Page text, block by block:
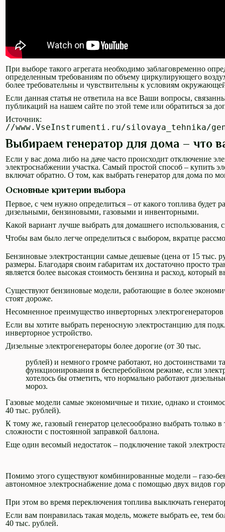
При выборе такого агрегата необходимо заблаговременно
определенным требованиям по объему циркулирующего
более требовательны и чувствительны к условиям
Если данная статья не ответила на все Ваши вопросы,
публикаций на нашем сайте по этой теме или обратиться за
Источник:
//www.VseInstrumenti.ru/silovaya_tehnika/
Выбираем генератор для дома – что
Если у вас дома либо на даче часто происходит отключение
электроснабжении участка. Самый простой способ – купить
включат обратно. О том, как выбрать генератор для дома по
Основные критерии выбора
Первое, с чем нужно определиться – от какого топлива будет
дизельными, бензиновыми, газовыми и инвенторными.
Какой вариант лучше выбрать для домашнего использования,
Чтобы вам было легче определиться с выбором, вкратце
Бензиновые электростанции самые дешевые (цена от 15
размеры. Благодаря своим габаритам их достаточно просто
является более высокая стоимость бензина и расход,
Существуют бензиновые модели, работающие в более
стоят дороже.
Несомненное преимущество инверторных
Если вы хотите выбрать переносную электростанцию для
инверторное устройство.
Дизельные электрогенераторы более дорогие (от 30 тыс.
рублей) и немного громче работают, но достоинствами
функционирования в бесперебойном режиме, если
хотелось бы отметить, что нормально работают
мороз.
Газовые модели самые экономичные и тихие, однако и
40 тыс. рублей).
К тому же, газовый генератор целесообразно выбрать только
сложности с постоянной заправкой баллона.
Еще один весомый недостаток – подключение такой
Помимо этого существуют комбинированные модели – газо-
автономное электроснабжение дома с помощью двух видов
При этом во время переключения топлива выключать
Если вам понравилась такая модель, можете выбрать ее, тем
40 тыс. рублей.